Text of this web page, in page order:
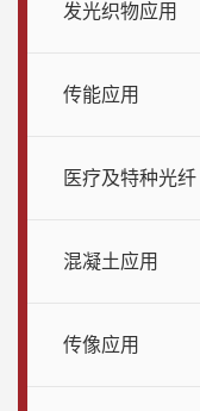
发光织物应用
传能应用
医疗及特种光纤
混凝土应用
传像应用